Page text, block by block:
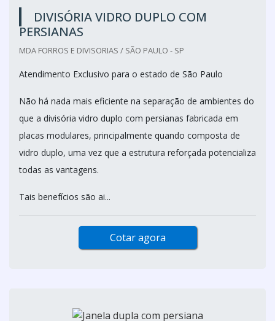
DIVISÓRIA VIDRO DUPLO COM
PERSIANAS
MDA FORROS E DIVISORIAS / SÃO PAULO - SP
Atendimento Exclusivo para o estado de São Paulo
Não há nada mais eficiente na separação de ambientes do
que a divisória vidro duplo com persianas fabricada em
placas modulares, principalmente quando composta de
vidro duplo, uma vez que a estrutura reforçada potencializa
todas as vantagens.
Tais benefícios são ai...
Cotar agora